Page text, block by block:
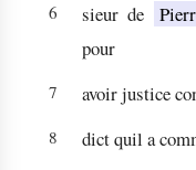
6 sieur de
pour
7 avoir justice
8 dict quil a